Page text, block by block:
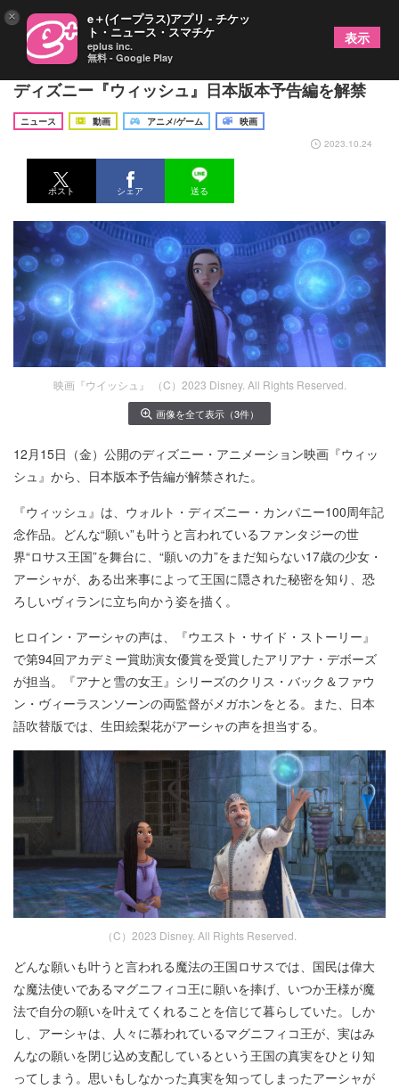
生田絵梨花の歌声に「素晴らしい才能」との評価
ディズニー『ウィッシュ』日本版本予告編を解禁
ニュース 動画 アニメ/ゲーム
映画
2023.10.24
ポスト シェア 送る
映画『ウイッシュ』 （C）2023 Disney. All Rights Reserved.
画像を全て表示（3件）
12月15日（金）公開のディズニー・アニメーション映画『ウィッ
シュ』から、日本版本予告編が解禁された。
『ウィッシュ』は、ウォルト・ディズニー・カンパニー100周年記
念作品。どんな“願い”も叶うと言われているファンタジーの世
界“ロサス王国”を舞台に、“願いの力”をまだ知らない17歳の少女・
アーシャが、ある出来事によって王国に隠された秘密を知り、恐
ろしいヴィランに立ち向かう姿を描く。
ヒロイン・アーシャの声は、『ウエスト・サイド・ストーリー』
で第94回アカデミー賞助演女優賞を受賞したアリアナ・デボーズ
が担当。『アナと雪の女王』シリーズのクリス・バック＆ファウ
ン・ヴィーラスンソーンの両監督がメガホンをとる。また、日本
語吹替版では、生田絵梨花がアーシャの声を担当する。
（C）2023 Disney. All Rights Reserved.
どんな願いも叶うと言われる魔法の王国ロサスでは、国民は偉大
な魔法使いであるマグニフィコ王に願いを捧げ、いつか王様が魔
法で自分の願いを叶えてくれることを信じて暮らしていた。しか
し、アーシャは、人々に慕われているマグニフィコ王が、実はみ
んなの願いを閉じ込め支配しているという王国の真実をひとり知
ってしまう。思いもしなかった真実を知ってしまったアーシャが
× e＋(イープラス)アプリ - チケッ
ト・ニュース・スマチケ
eplus inc.
無料 - Google Play
表示